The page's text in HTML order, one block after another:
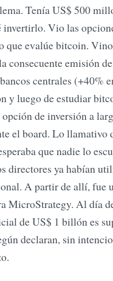
Tenía US$ 500
invertirlo. Vio las
que evalúe bitcoin.
consecuente emisión
centrales (+40%
y luego de estudiar
de inversión a
el board. Lo llamativo
que nadie lo
directores ya habían
A partir de allí, fue
MicroStrategy. Al día
de US$ 1 billón es
declaran, sin